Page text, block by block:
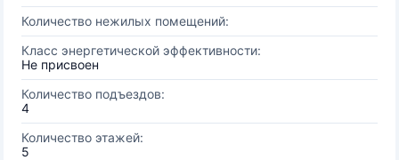
Количество нежилых помещений:
Класс энергетической эффективности:
Не присвоен
Количество подъездов:
4
Количество этажей:
5